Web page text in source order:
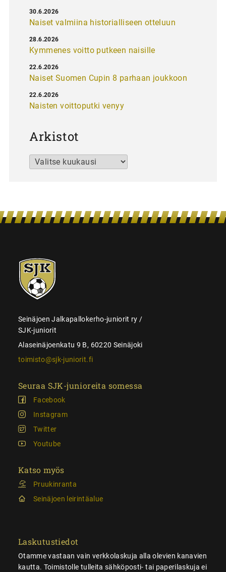
Naiset valmiina historialliseen otteluun
30.6.2026
Kymmenes voitto putkeen naisille
28.6.2026
Naiset Suomen Cupin 8 parhaan joukkoon
22.6.2026
Naisten voittoputki venyy
22.6.2026
Arkistot
Arkistot
SJK-
juniorit
Seinäjoen Jalkapallokerho-juniorit ry /
SJK-juniorit
Alaseinäjoenkatu 9 B, 60220 Seinäjoki
toimisto@sjk-juniorit.fi
Seuraa SJK-junioreita somessa
Facebook
Instagram
Twitter
Youtube
Katso myös
Pruukinranta
Seinäjoen leirintäalue
Laskutustiedot
Otamme vastaan vain verkkolaskuja alla olevien kanavien
kautta. Toimistolle tulleita sähköposti- tai paperilaskuja ei